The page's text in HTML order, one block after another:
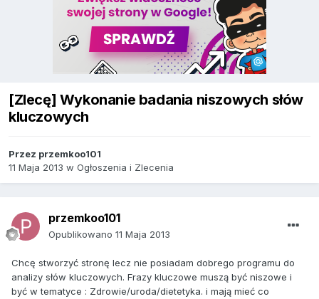
[Zlecę] Wykonanie badania niszowych słów
kluczowych
Przez przemkoo101
11 Maja 2013 w Ogłoszenia i Zlecenia
przemkoo101
Opublikowano 11 Maja 2013
Chcę stworzyć stronę lecz nie posiadam dobrego programu do
analizy słów kluczowych. Frazy kluczowe muszą być niszowe i
być w tematyce : Zdrowie/uroda/dietetyka. i mają mieć co